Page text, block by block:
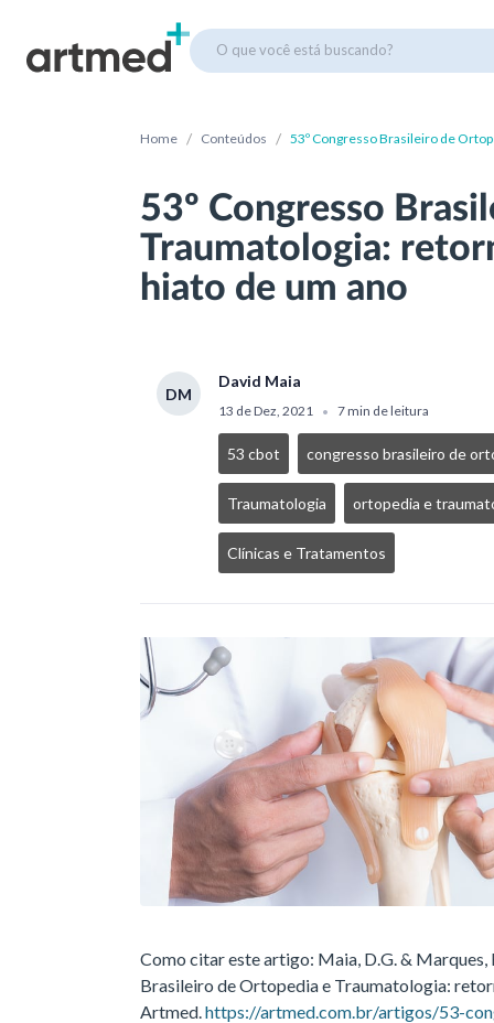
O que você está buscando?
Home / Conteúdos / 53º Congresso Brasileiro de
53º Congresso
Traumatologia:
hiato de um ano
DM
David Maia
13 de Dez, 2021 • 7 min de leitura
53 cbot congresso brasileiro de
Traumatologia ortopedia e
Clínicas e Tratamentos
Como citar este artigo: Maia, D.G. & Marques,
Brasileiro de Ortopedia e Traumatologia:
Artmed.https://artmed.com.br/artigos/53-